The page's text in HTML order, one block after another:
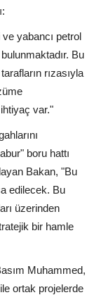
yabancı petrol
Bu
rızasıyla
var."
boru hattı
Bakan, "Bu
edilecek. Bu
üzerinden
bir hamle
Muhammed,
ile ortak projelerde